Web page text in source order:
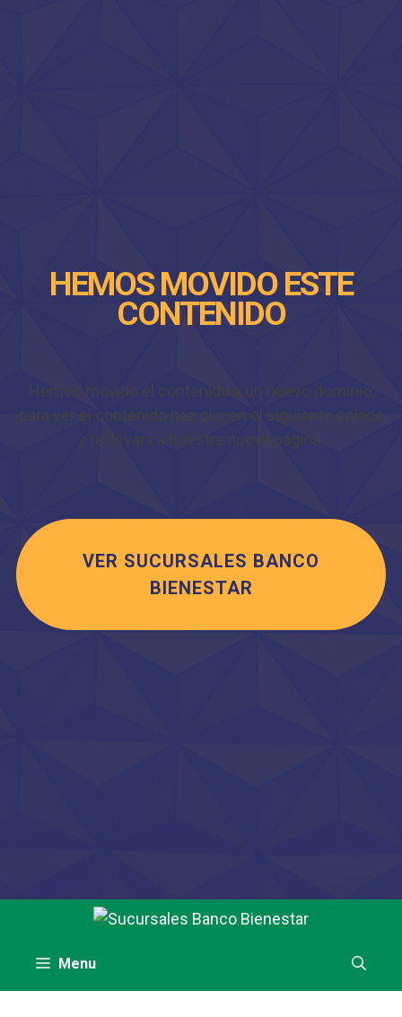
HEMOS MOVIDO ESTE
CONTENIDO
Hemos movido el contenido a un nuevo dominio,
para ver el contenido haz clic en el siguiente enlace
y te llevará a nuestra nueva página.
VER SUCURSALES BANCO
BIENESTAR
contenidoMenu